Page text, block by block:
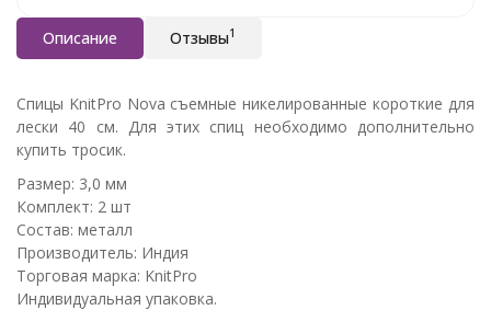
Описание Отзывы1
Спицы KnitPro Nova съемные никелированные короткие для
лески 40 см. Для этих спиц необходимо дополнительно
купить тросик.
Размер: 3,0 мм
Комплект: 2 шт
Состав: металл
Производитель: Индия
Торговая марка: KnitPro
Индивидуальная упаковка.